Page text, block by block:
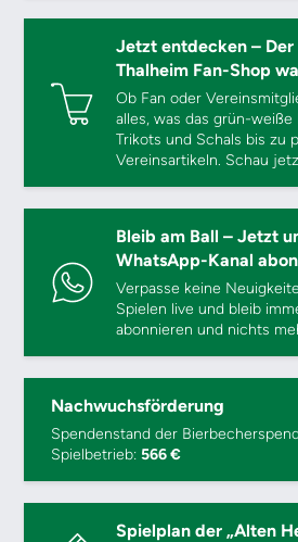
Jetzt entdecken – Der
Thalheim Fan-Shop
Ob Fan oder
alles, was das grün-
Trikots und Schals bis zu
Vereinsartikeln. Schau
Bleib am Ball – Jetzt
WhatsApp-Kanal
Verpasse keine
Spielen live und bleib
abonnieren und nichts
Nachwuchsförderung
Spendenstand der
Spielbetrieb:566 €
Spielplan der „Alten